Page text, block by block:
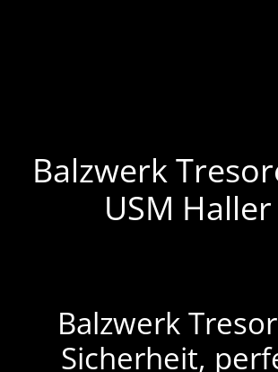
Balzwerk
USM Haller
Balzwerk
Sicherheit,